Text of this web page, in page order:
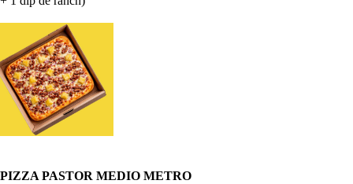
PIZZA PASTOR MEDIO METRO